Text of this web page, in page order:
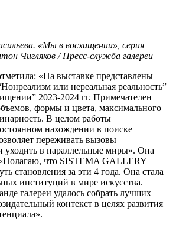
«Мы в восхищении», серия
Чигляков / Пресс-служба галереи
«На выставке представлены
или нереальная реальность”
2023-2024 гг. Примечателен
формы и цвета, максимального
В целом работы
нахождении в поиске
переживать вызовы
уходить в параллельные миры». Она
что SISTEMA GALLERY
становления за эти 4 года. Она стала
институций в мире искусства.
галереи удалось собрать лучших
контекст в целях развития